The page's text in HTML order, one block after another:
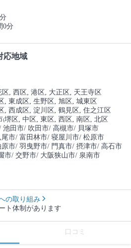
0分
応地域
区 , 西区 , 港区 , 大正区 , 天王寺区
, 東成区 , 生野区 , 旭区 , 城東区
, 西成区 , 淀川区 , 鶴見区 , 住之江区
(堺区 , 中区 , 東区 , 西区 , 南区 , 北区
池田市/ 吹田市/ 高槻市/ 貝塚市
尾市/ 富田林市/ 寝屋川市/ 松原市
原市/ 羽曳野市/ 門真市/ 摂津市/ 高石市
市/ 交野市/ 大阪狭山市/ 泉南市
の取り組み
ト体制があります
口コミ